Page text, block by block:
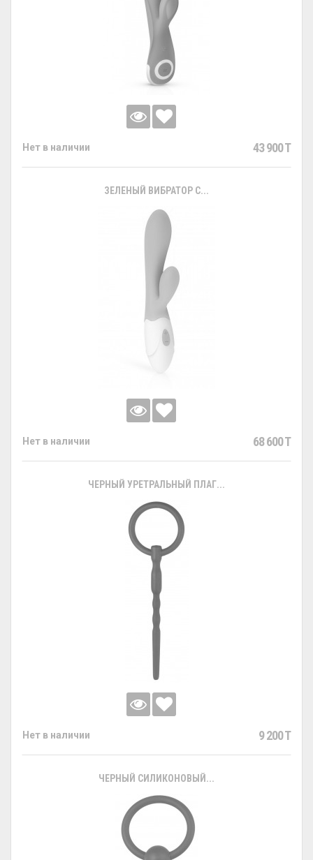
Нет в наличии 43 900 T
ЗЕЛЕНЫЙ ВИБРАТОР С...
Нет в наличии 68 600 T
ЧЕРНЫЙ УРЕТРАЛЬНЫЙ ПЛАГ...
Нет в наличии 9 200 T
ЧЕРНЫЙ СИЛИКОНОВЫЙ...